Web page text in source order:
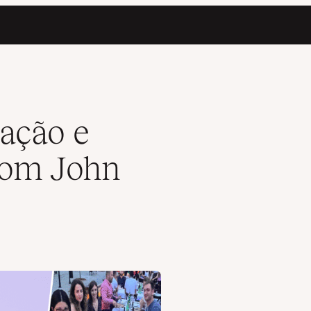
e
John